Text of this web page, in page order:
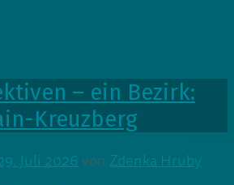
– ein Bezirk:
Kreuzberg
Juli 2026von Zdenka Hruby